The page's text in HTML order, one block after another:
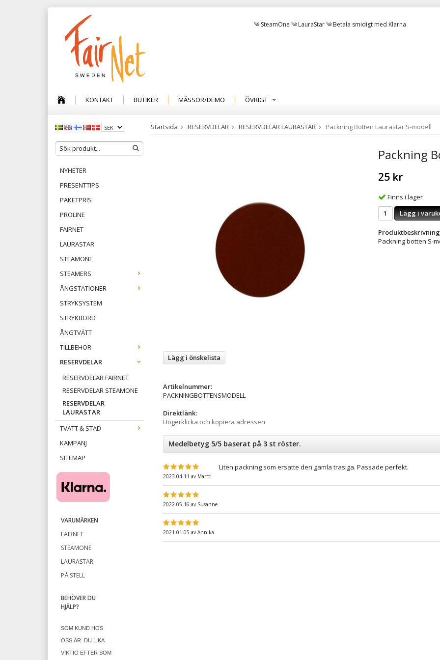
༄ SteamOne ༄ LauraStar ༄ Betala smidigt med Klarna
KONTAKT
BUTIKER MÄSSOR/DEMO ÖVRIGT
NYHETER
PRESENTTIPS
PAKETPRIS
PROLINE
FAIRNET
LAURASTAR
STEAMONE
STEAMERS
ÅNGSTATIONER
STRYKSYSTEM
STRYKBORD
ÅNGTVÄTT
TILLBEHÖR
RESERVDELAR
RESERVDELAR FAIRNET
RESERVDELAR STEAMONE
RESERVDELAR
LAURASTAR
TVÄTT & STÄD
KAMPANJ
SITEMAP
VARUMÄRKEN
FAIRNET
STEAMONE
LAURASTAR
PÅ STELL
BEHÖVER DU
HJÄLP?
SOM KUND HOS
OSS ÄR DU LIKA
VIKTIG EFTER SOM
Startsida RESERVDELAR RESERVDELAR LAURASTAR Packning Botten Laurastar S-modell
Packning
25 kr
Finns i lager
Lägg i
Packning botten S-
Lägg i önskelista
Artikelnummer:
PACKNINGBOTTENSMODELL
Direktlänk:
Högerklicka och kopiera adressen
Medelbetyg 5/5 baserat på 3 st röster.
2023-04-11 av Martti
Liten packning som ersatte den gamla trasiga. Passade perfekt.
2022-05-16 av Susanne
2021-01-05 av Annika